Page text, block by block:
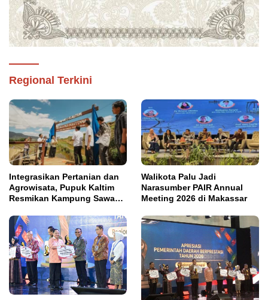
Regional Terkini
Integrasikan Pertanian dan
Agrowisata, Pupuk Kaltim
Resmikan Kampung Sawah
Walikota Palu Jadi
Narasumber PAIR Annual
Meeting 2026 di Makassar